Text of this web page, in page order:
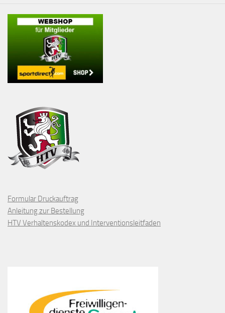
Formular Druckauftrag
Anleitung zur Bestellung
HTV Verhaltenskodex und Interventionsleitfaden